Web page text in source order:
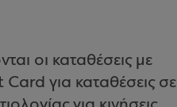
οι καταθέσεις με
για καταθέσεις σε